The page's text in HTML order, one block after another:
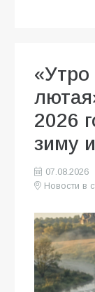
2026
зиму
07.08.2026
Новости в